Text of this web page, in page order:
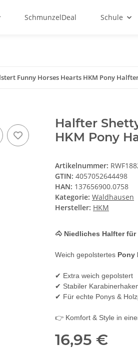
SchmunzelDeal Schule
Funny Horses Hearts HKM Pony
Halfter
HKM Pony
Artikelnummer:
GTIN: 4057052644498
HAN: 137656900.0758
Kategorie: Waldhausen
Hersteller: HKM
🐴 Niedliches Halfter
Weich gepolstertes Pony
✔ Extra weich gepolstert
✔ Stabiler
✔ Für echte Ponys &
👉 Komfort & Style in
16,95 €